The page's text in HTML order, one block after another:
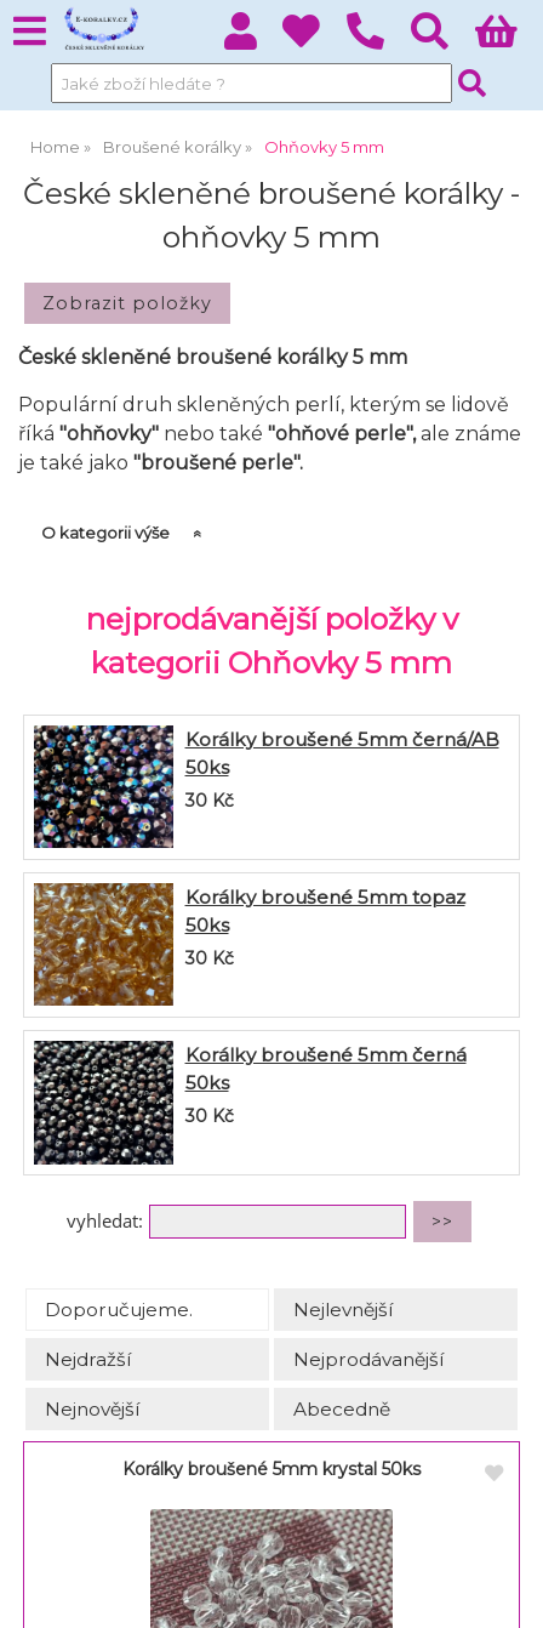
Home Broušené korálky Ohňovky 5 mm
České skleněné broušené korálky -
ohňovky 5 mm
České skleněné broušené korálky 5 mm
Populární druh skleněných perlí, kterým se lidově
říká "ohňovky" nebo také "ohňové perle",ale známe
je také jako "broušené perle".
O kategorii výše
nejprodávanější položky v
kategorii Ohňovky 5 mm
Korálky broušené 5mm černá/AB
50ks
30 Kč
Korálky broušené 5mm topaz
50ks
30 Kč
Korálky broušené 5mm černá
50ks
30 Kč
vyhledat:
Doporučujeme. Nejlevnější
Nejdražší Nejprodávanější
Nejnovější Abecedně
Korálky broušené 5mm krystal 50ks